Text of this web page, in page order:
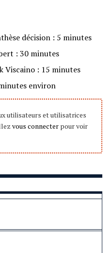
décision : 5 minutes
: 30 minutes
Viscaino : 15 minutes
environ
utilisateurs et utilisatrices
vous connecter pour voir